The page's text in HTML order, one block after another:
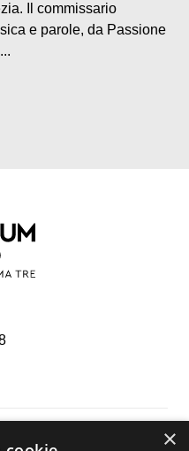
Il commissario
e parole, da Passione
×